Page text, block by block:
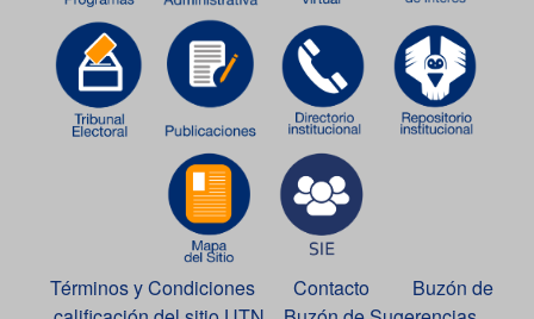
Términos y Condiciones Contacto
Buzón de